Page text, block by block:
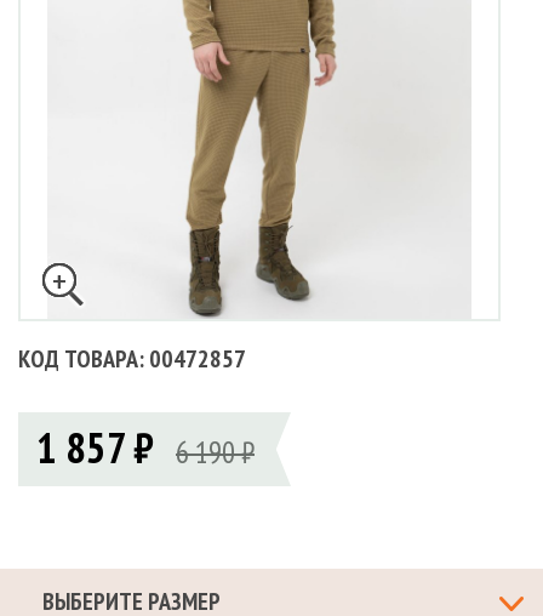
КОД ТОВАРА: 00472857
1 857 ₽ 6 190 ₽
ВЫБЕРИТЕ РАЗМЕР